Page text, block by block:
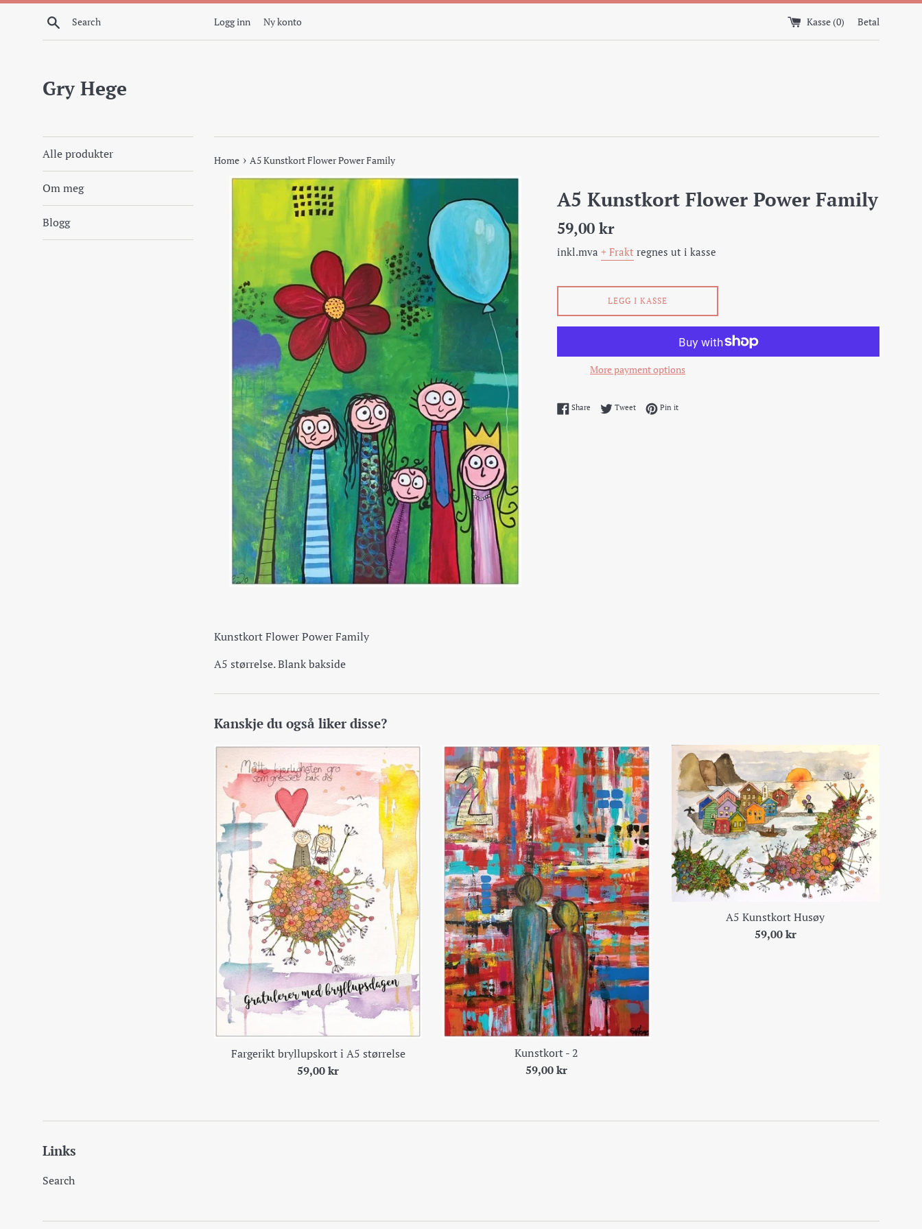
Skip
Search Logg inn Ny konto Kasse (0) Betal
Gry Hege
Alle produkter
Om meg
Blogg
Home › A5 Kunstkort Flower Power Family
A5 Kunstkort Flower Power Family
Pris
59,00 kr
inkl.mva + Frakt regnes ut i kasse
LEGG I KASSE
More payment options
Share Share on Facebook
TweetTweet on Twitter
Pin itPin on Pinterest
Kunstkort Flower Power Family
A5 størrelse. Blank bakside
Kanskje du også liker disse?
Fargerikt bryllupskort i A5 størrelse
Pris
59,00 kr
Kunstkort - 2
Pris
59,00 kr
A5 Kunstkort Husøy
Pris
59,00 kr
Links
Search